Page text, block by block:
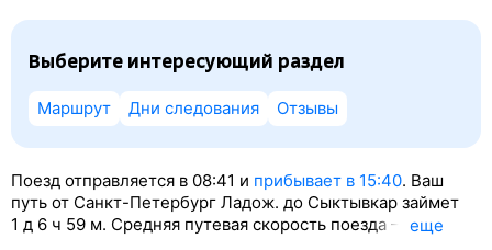
Выберите интересующий раздел
Маршрут Дни следования Отзывы
Поезд отправляется в 08:41 и прибывает в 15:40. Ваш
путь от Санкт-Петербург Ладож. до Сыктывкар займет
1 д 6 ч 59 м. Средняя путевая скорость поезда — 49 км/ч.
eще